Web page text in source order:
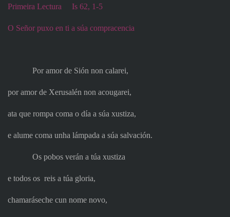
Primeira Lectura Is 62, 1-5
O Señor puxo en ti a súa compracencia
Por amor de Sión non calarei,
por amor de Xerusalén non acougarei,
ata que rompa coma o día a súa xustiza,
e alume coma unha lámpada a súa salvación.
Os pobos verán a túa xustiza
e todos os reis a túa gloria,
chamaráseche cun nome novo,